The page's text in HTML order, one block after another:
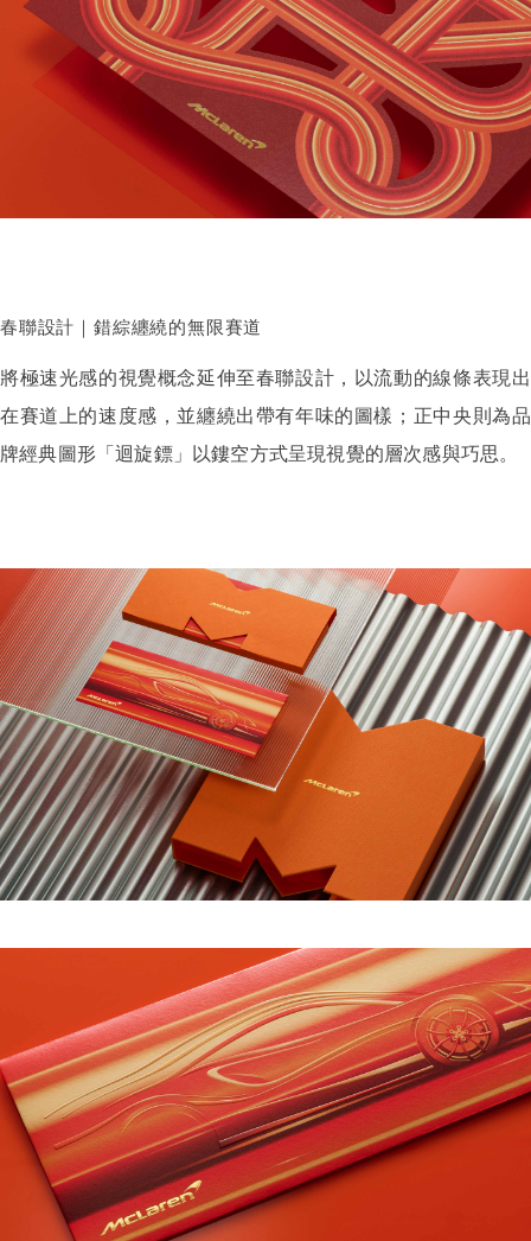
春聯設計｜錯綜纏繞的無限賽道
將極速光感的視覺概念延伸至春聯設計，以流動的線條表現出
在賽道上的速度感，並纏繞出帶有年味的圖樣；正中央則為品
牌經典圖形「迴旋鏢」以鏤空方式呈現視覺的層次感與巧思。